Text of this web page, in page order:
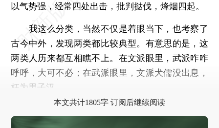
以气势强，经常四处出击，批判挞伐，烽烟四起。
我这么分类，当然不仅是着眼当下，也考察了
古今中外，发现两类都比较典型。有意思的是，这
两类人历来都互相瞧不上。在文派眼里，武派咋咋
呼呼，大可不必；在武派眼里，文派犬儒没出息，
枉为男子汉。
本文共计1805字 订阅后继续阅读